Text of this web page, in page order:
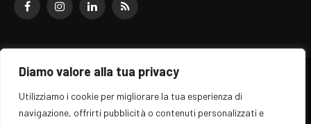
Diamo valore alla tua privacy
Utilizziamo i cookie per migliorare la tua esperienza di
navigazione, offrirti pubblicità o contenuti personalizzati e
FacebookInstagramLinkedInRSS
© 2026 EZ Rome Designed by ARvis.it
Il portale EZ Rome e' una testata giornalistica di carattere generalista
registrata al tribunale di Roma - Numero 389/2008